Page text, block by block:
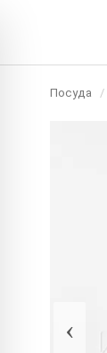
Посуда /
‹